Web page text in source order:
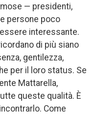
— presidenti,
persone poco
interessante.
di più siano
gentilezza,
per il loro status. Se
Mattarella,
queste qualità. È
Come